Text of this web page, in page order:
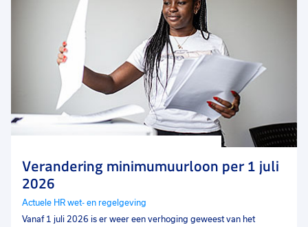
Verandering minimumuurloon per 1 juli
2026
Actuele HR wet- en regelgeving
Vanaf 1 juli 2026 is er weer een verhoging geweest van het